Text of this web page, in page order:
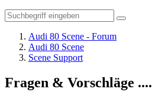
Audi 80 Scene - Forum
Audi 80 Scene
Scene Support
Fragen & Vorschläge ....